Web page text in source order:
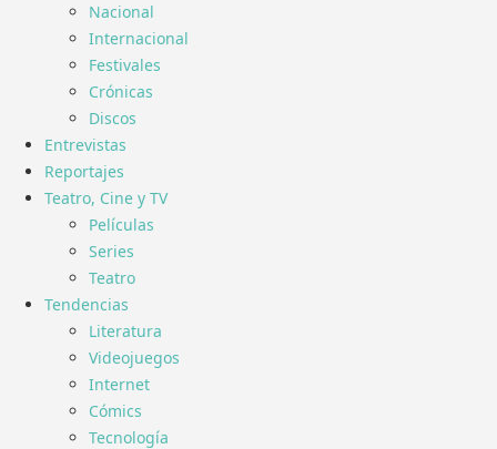
Nacional
Internacional
Festivales
Crónicas
Discos
Entrevistas
Reportajes
Teatro, Cine y TV
Películas
Series
Teatro
Tendencias
Literatura
Videojuegos
Internet
Cómics
Tecnología